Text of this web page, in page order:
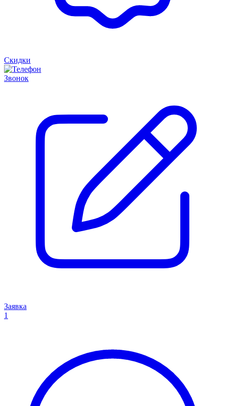
Скидки
Звонок
Заявка
1